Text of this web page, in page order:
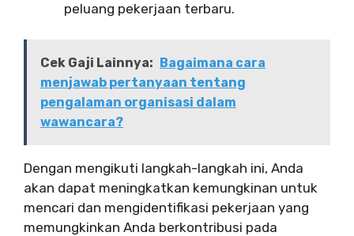
peluang pekerjaan terbaru.
Cek Gaji Lainnya: Bagaimana cara
menjawab pertanyaan tentang
pengalaman organisasi dalam
wawancara?
Dengan mengikuti langkah-langkah ini, Anda
akan dapat meningkatkan kemungkinan untuk
mencari dan mengidentifikasi pekerjaan yang
memungkinkan Anda berkontribusi pada